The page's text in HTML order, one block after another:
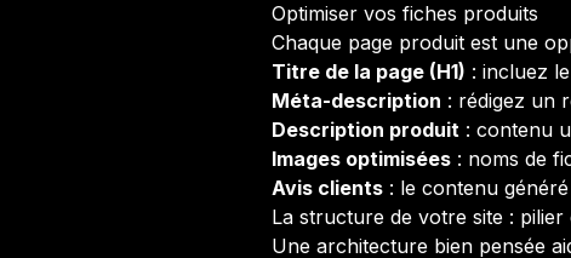
Optimiser vos fiches produits
Chaque page produit est une
Titre de la page (H1) : incluez
Méta-description : rédigez un
Description produit : contenu
Images optimisées : noms de
Avis clients : le contenu
La structure de votre site : pilier
Une architecture bien pensée